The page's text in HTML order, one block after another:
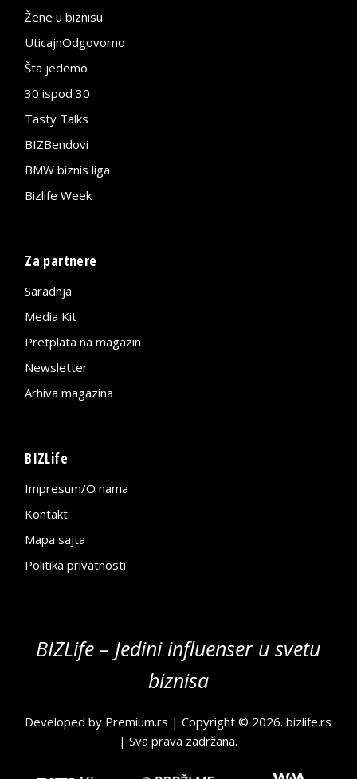
Žene u biznisu
UticajnOdgovorno
Šta jedemo
30 ispod 30
Tasty Talks
BIZBendovi
BMW biznis liga
Bizlife Week
Za partnere
Saradnja
Media Kit
Pretplata na magazin
Newsletter
Arhiva magazina
BIZLife
Impresum/O nama
Kontakt
Mapa sajta
Politika privatnosti
BIZLife – Jedini influenser u svetu
biznisa
Developed by Premium.rs | Copyright © 2026.bizlife.rs
| Sva prava zadržana.